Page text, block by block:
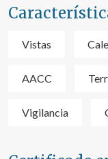
Vistas
AACC
Vigilancia